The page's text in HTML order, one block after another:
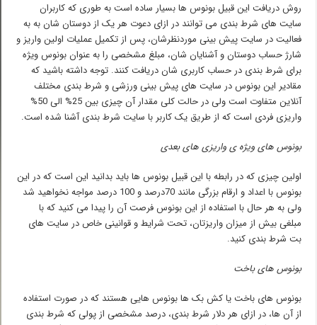
روش دریافت این قبیل بونوس ها بسیار ساده است به طوری که کاربران
سایت های شرط بندی می توانند در ازای دعوت هر یک از دوستان شان به به
فعالیت در سایت پیش بینی موردنظرشان، پس از تکمیل عملیات اولین واریز و
شارژ حساب دوستان و آشنایان شان، مبلغ مشخصی را به عنوان بونوس ویژه
برای شرط بندی در حساب کاربری شان دریافت کنند. توجه داشته باشید که
مقادیر این بونوس در سایت های پیش بینی ورزشی و شرط بندی مختلف
آنلاین متفاوت است ولی در حالت کلی مقدار آن چیزی بین 25% الی 50%
واریزی فردی است که از طریق یک کاربر با سایت شرط بندی آشنا شده است.
بونوس های ویژه ی واریزی های بعدی
اولین چیزی که در رابطه با این قبیل بونوس ها باید بدانید این است که در این
بونوس با اعداد و ارقام بزرگی مانند 70درصد و 100 درصد مواجه نخواهید شد
ولی به هر حال با استفاده از این بونوس فرصت آن را پیدا می کنید که با
مبلغی بیش از میزان واریزتان، تحت شرایط و قوانینی خاص در سایت های
بت شرط بندی کنید.
بونوس های باخت
بونوس های باخت یا کش بک ها بونوس هایی هستند که در صورت استفاده
از آن ها، در ازای هر دلار شرط بندی، درصد مشخصی از پولی که شرط بندی